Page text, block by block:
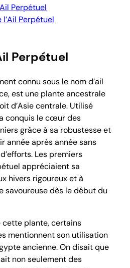
Perpétuel
Perpétuel
Perpétuel
connu sous le nom d’ail
est une plante ancestrale
d’Asie centrale. Utilisé
conquis le cœur des
grâce à sa robustesse et
année après année sans
Les premiers
appréciaient sa
hivers rigoureux et à
savoureuse dès le début du
cette plante, certains
mentionnent son utilisation
ancienne. On disait que
non seulement des